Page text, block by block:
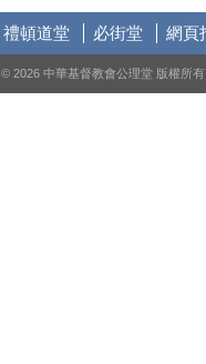
禮頓道堂 必街堂 網頁
© 2026 中華基督教會公理堂 版權所